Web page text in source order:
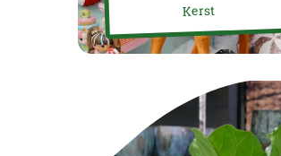
Kerst